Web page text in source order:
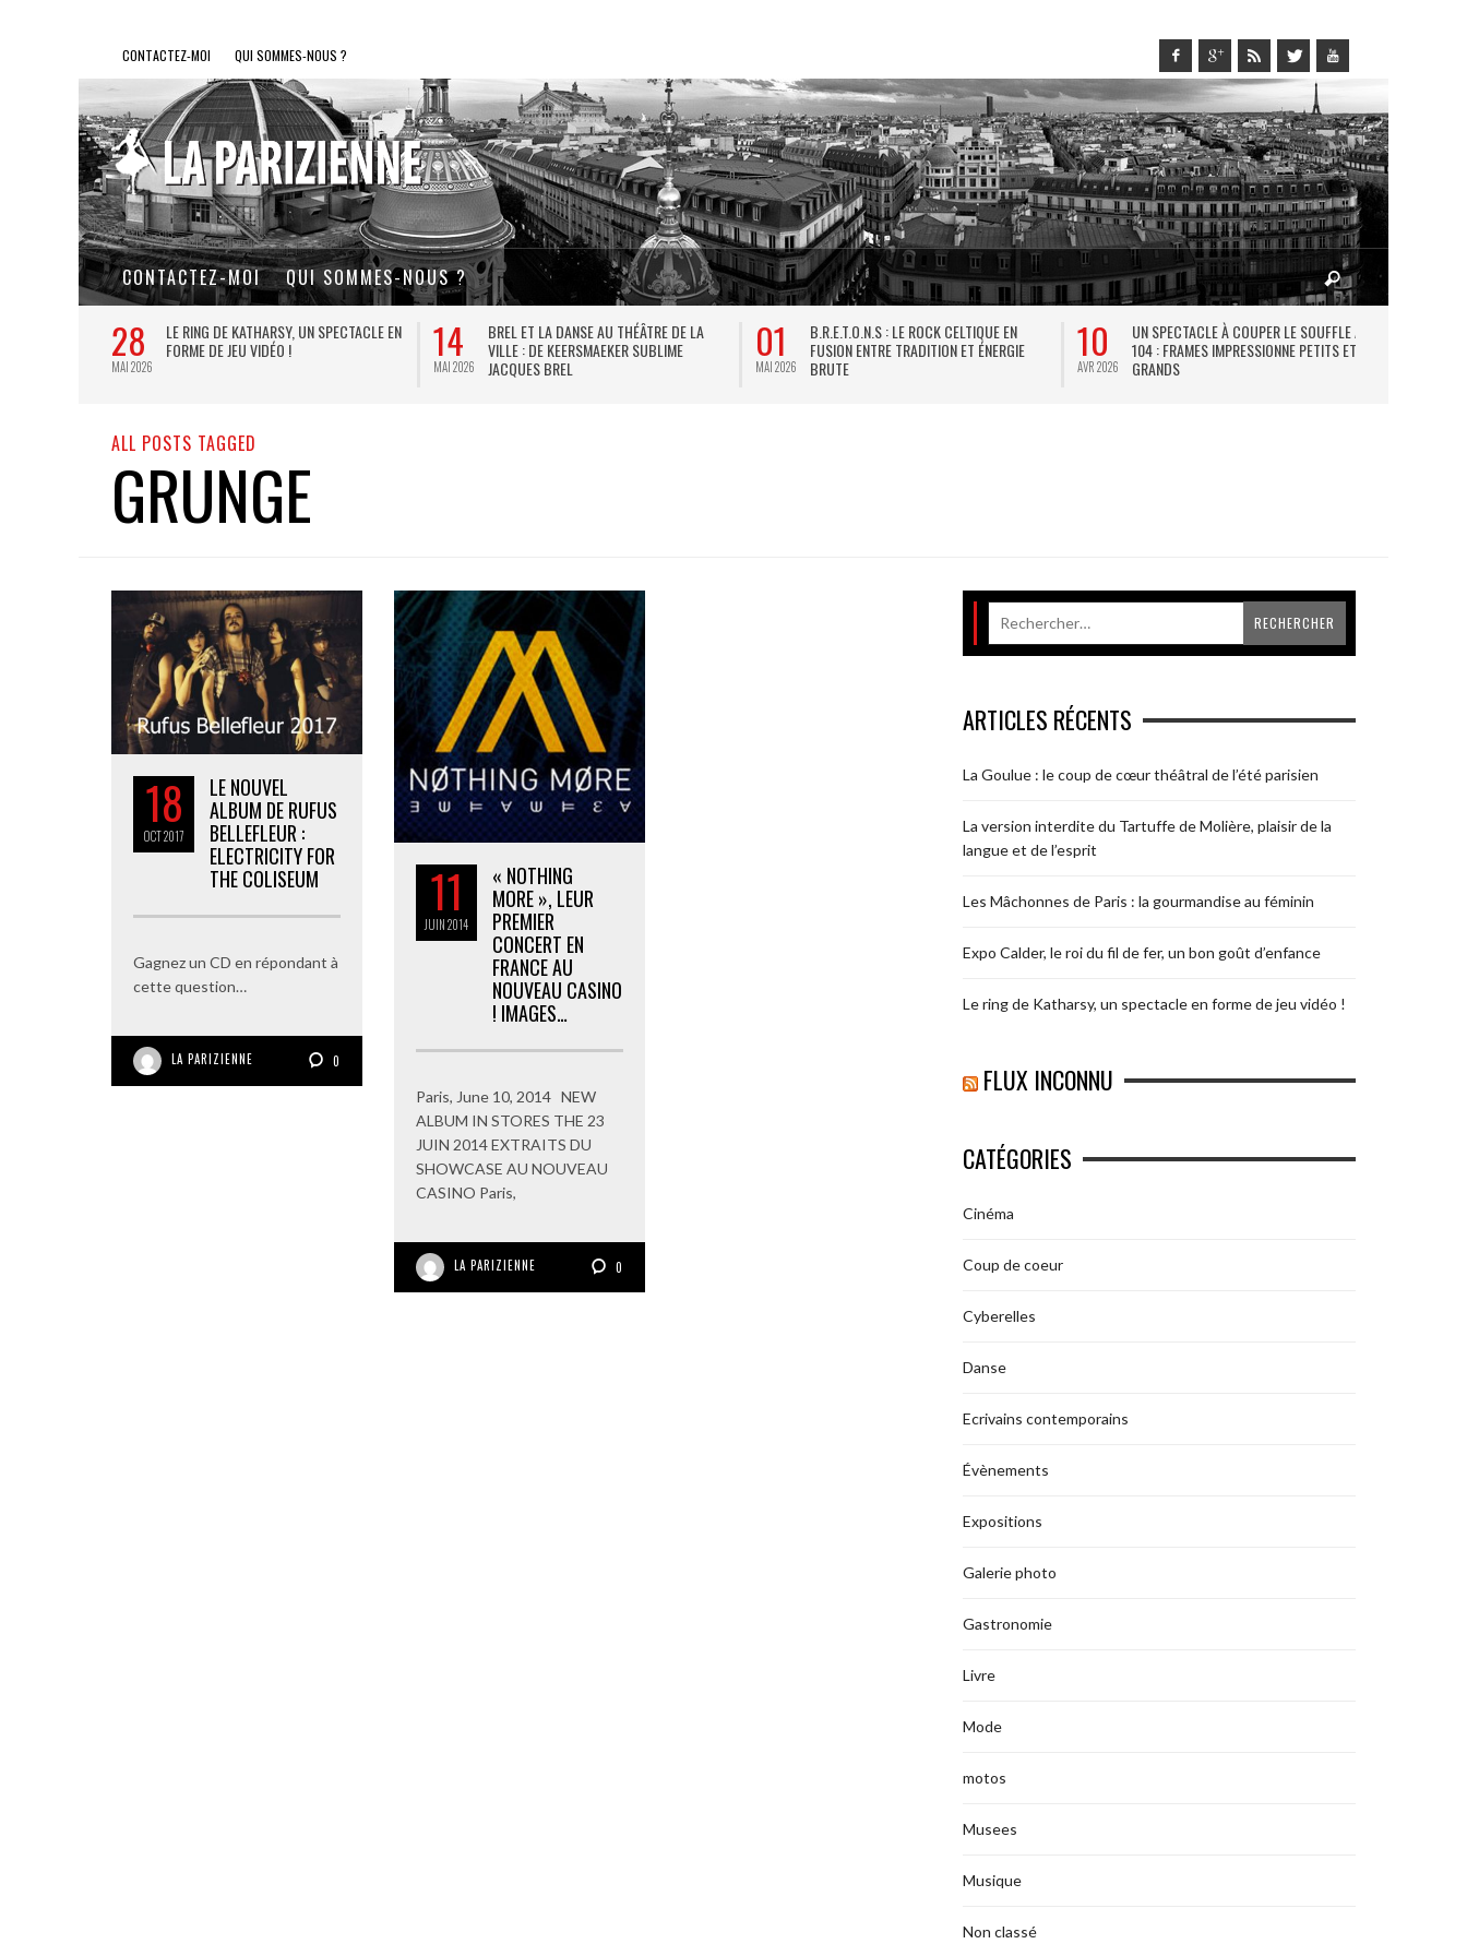
CONTACTEZ-MOI QUI SOMMES-NOUS ?
CONTACTEZ-MOI QUI SOMMES-NOUS ?
28
MAI 2026
LE RING DE KATHARSY, UN SPECTACLE EN
FORME DE JEU VIDÉO !
14
MAI 2026
BREL ET LA DANSE AU THÉÂTRE DE LA
VILLE : DE KEERSMAEKER SUBLIME
JACQUES BREL
01
MAI 2026
B.R.E.T.O.N.S : LE ROCK CELTIQUE EN
FUSION ENTRE TRADITION ET ÉNERGIE
BRUTE
10
AVR 2026
UN SPECTACLE À COUPER LE SOUFFLE AU
104 : FRAMES IMPRESSIONNE PETITS ET
GRANDS
ALL POSTS TAGGED
GRUNGE
18
OCT2017
LE NOUVEL
ALBUM DE RUFUS
BELLEFLEUR :
ELECTRICITY FOR
THE COLISEUM
Gagnez un CD en répondant à
cette question…
LA PARIZIENNE 0
11
JUIN2014
« NOTHING
MORE », LEUR
PREMIER
CONCERT EN
FRANCE AU
NOUVEAU CASINO
! IMAGES…
Paris, June 10, 2014 NEW
ALBUM IN STORES THE 23
JUIN 2014 EXTRAITS DU
SHOWCASE AU NOUVEAU
CASINO Paris,
LA PARIZIENNE 0
ARTICLES RÉCENTS
La Goulue : le coup de cœur théâtral de l’été parisien
La version interdite du Tartuffe de Molière, plaisir de la
langue et de l’esprit
Les Mâchonnes de Paris : la gourmandise au féminin
Expo Calder, le roi du fil de fer, un bon goût d’enfance
Le ring de Katharsy, un spectacle en forme de jeu vidéo !
FLUX INCONNU
CATÉGORIES
Cinéma
Coup de coeur
Cyberelles
Danse
Ecrivains contemporains
Évènements
Expositions
Galerie photo
Gastronomie
Livre
Mode
motos
Musees
Musique
Non classé